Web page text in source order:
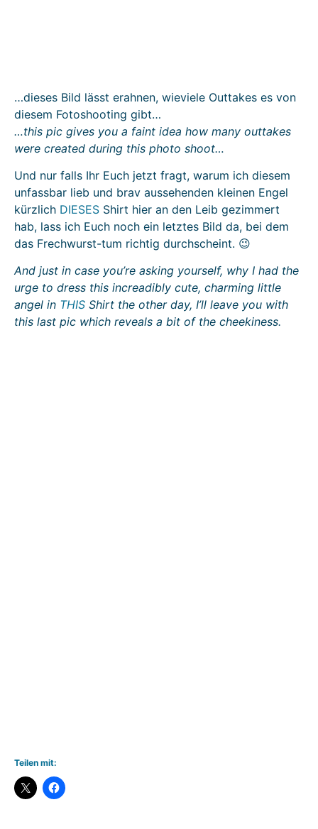
…dieses Bild lässt erahnen, wieviele Outtakes es von
diesem Fotoshooting gibt…
…this pic gives you a faint idea how many outtakes
were created during this photo shoot…
Und nur falls Ihr Euch jetzt fragt, warum ich diesem
unfassbar lieb und brav aussehenden kleinen Engel
kürzlich DIESES Shirt hier an den Leib gezimmert
hab, lass ich Euch noch ein letztes Bild da, bei dem
das Frechwurst-tum richtig durchscheint. 😉
And just in case you’re asking yourself, why I had the
urge to dress this increadibly cute, charming little
angel in THIS Shirt the other day, I’ll leave you with
this last pic which reveals a bit of the cheekiness.
Teilen mit: